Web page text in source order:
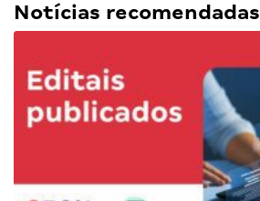
Notícias recomendadas